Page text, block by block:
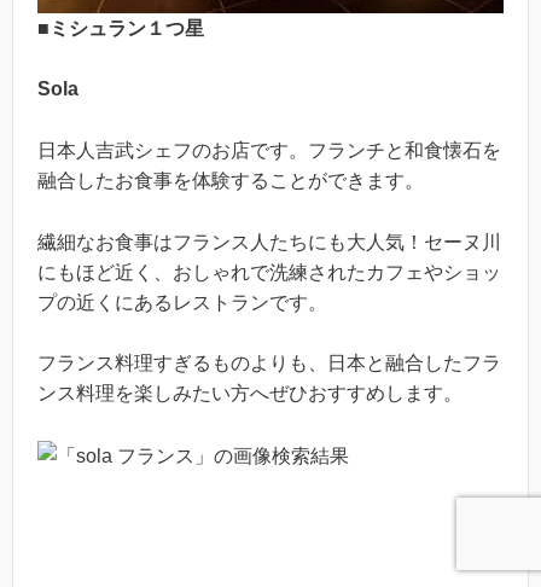
■ミシュラン１つ星
Sola
日本人吉武シェフのお店です。フランチと和食懐石を
融合したお食事を体験することができます。
繊細なお食事はフランス人たちにも大人気！セーヌ川
にもほど近く、おしゃれで洗練されたカフェやショッ
プの近くにあるレストランです。
フランス料理すぎるものよりも、日本と融合したフラ
ンス料理を楽しみたい方へぜひおすすめします。